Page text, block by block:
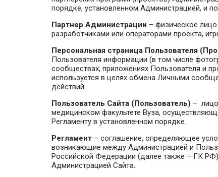
порядке, установленном Администрацией, и
Партнер Администрации – физическое
разработчиками или операторами проекта,
Персональная страница Пользователя
Пользователя информации (в том числе
сообществах, приложениях Пользователя и
используется в целях обмена Личными
действий.
Пользователь Сайта (Пользователь) –
медицинском факультете Вуза,
Регламенту в установленном порядке.
Регламент – соглашение, определяющее
возникающие между Администрацией и
Российской Федерации (далее также – ГК
Администрацией Сайта.